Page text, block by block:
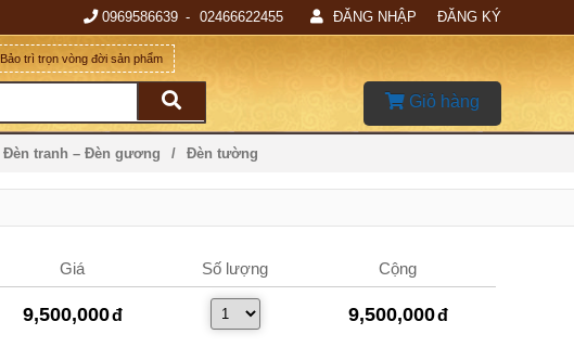
0969586639 02466622455 ĐĂNG NHẬP ĐĂNG KÝ
Bảo trì trọn vòng đời sản phẩm
Giỏ hàng
Đèn tranh – Đèn gương Đèn tường
Giá Số lượng Cộng
9,500,000 9,500,000